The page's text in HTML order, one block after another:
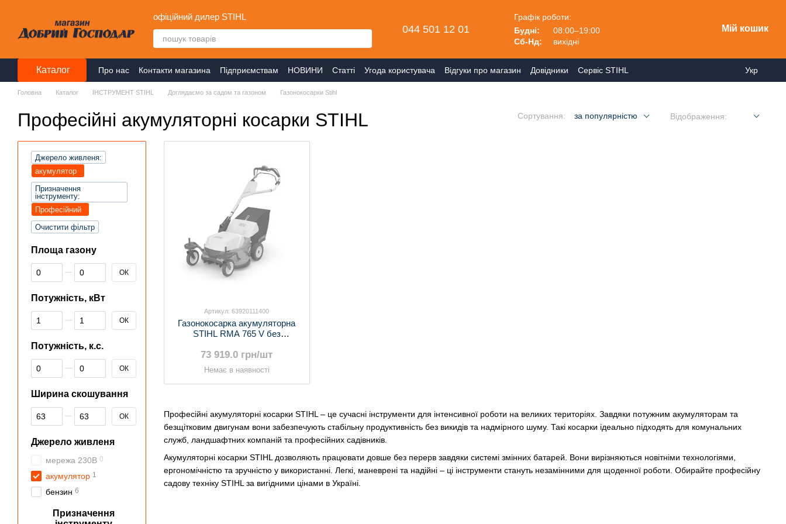
офіційний дилер STIHL
044 501 12 01
Графік роботи:
Будні:
08:00–19:00
Сб-Нд:
вихідні
Мій кошик
Каталог Про нас Контакти магазина Підприємствам НОВИНИ Статті Угода користувача Відгуки про магазин Довідники Сервіс STIHL Укр
Головна Каталог ІНСТРУМЕНТ STIHL Доглядаємо за садом та газоном Газонокосарки Stihl
Професійні акумуляторні косарки STIHL Сортування: за популярністю Відображення:
Професійні акумуляторні косарки STIHL – це сучасні інструменти для інтенсивної роботи на великих територіях. Завдяки потужним акумуляторам та
безщітковим двигунам вони забезпечують стабільну продуктивність без викидів та надмірного шуму. Такі косарки ідеально підходять для комунальних
служб, ландшафтних компаній та професійних садівників.
Акумуляторні косарки STIHL дозволяють працювати довше без перерв завдяки системі змінних батарей. Вони вирізняються новітніми технологіями,
ергономічністю та зручністю у використанні. Легкі, маневрені та надійні – ці інструменти стануть незамінними для щоденної роботи. Обирайте професійну
садову техніку STIHL за вигідними цінами в Україні.
Артикул: 63920111400
Газонокосарка акумуляторна
STIHL RMA 765 V без
73 919.0 грн/шт
Немає в наявності
Джерело живленя:
акумулятор
Призначення
інструменту:
Професійний
Очистити фільтр
Площа газону
Від Площа газону
До Площа газону ОК
Потужність, кВт
Від Потужність, кВт
До Потужність, кВт ОК
Потужність, к.с.
Від Потужність, к.с.
До Потужність, к.с. ОК
Ширина скошування
Від Ширина скошування
До Ширина скошуванняОК
Джерело живленя
мережа 230В 0
акумулятор 1
бензин 6
Призначення